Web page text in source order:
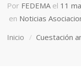
Por FEDEMA el 11
en Noticias
Inicio
Cuestación